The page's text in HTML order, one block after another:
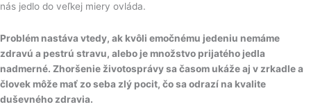
nás jedlo do veľkej miery ovláda.
Problém nastáva vtedy, ak kvôli emočnému jedeniu nemáme
zdravú a pestrú stravu, alebo je množstvo prijatého jedla
nadmerné. Zhoršenie životosprávy sa časom ukáže aj v zrkadle a
človek môže mať zo seba zlý pocit, čo sa odrazí na kvalite
duševného zdravia.